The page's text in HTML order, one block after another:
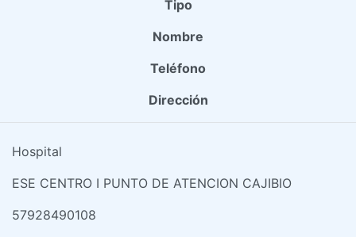
Tipo
Nombre
Teléfono
Dirección
Hospital
ESE CENTRO I PUNTO DE ATENCION CAJIBIO
57928490108